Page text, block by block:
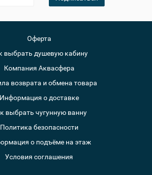
Оферта
выбрать душевую кабину
Компания Аквасфера
возврата и обмена товара
Информация о доставке
выбрать чугунную ванну
Политика безопасности
о подъёме на этаж
Условия соглашения